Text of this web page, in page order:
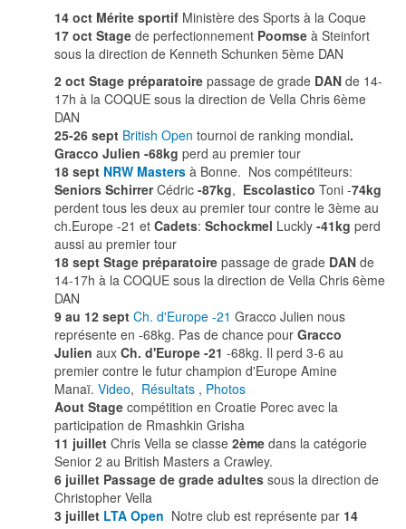
14 oct Mérite sportif Ministère des Sports à la Coque
17 oct Stage de perfectionnement Poomse à Steinfort
sous la direction de Kenneth Schunken 5ème DAN
2 oct Stage préparatoire passage de grade DAN de 14-
17h à la COQUE sous la direction de Vella Chris 6ème
DAN
25-26 sept British Open tournoi de ranking mondial.
Gracco Julien -68kg perd au premier tour
18 sept NRW Masters à Bonne. Nos compétiteurs:
Seniors SchirrerCédric -87kg, Escolastico Toni -74kg
perdent tous les deux au premier tour contre le 3ème au
ch.Europe -21 et Cadets: Schockmel Luckly -41kg perd
aussi au premier tour
18 sept Stage préparatoire passage de grade DAN de
14-17h à la COQUE sous la direction de Vella Chris 6ème
DAN
9 au 12 sept Ch. d'Europe -21 Gracco Julien nous
représente en -68kg. Pas de chance pour Gracco
Julien aux Ch. d'Europe -21 -68kg. Il perd 3-6 au
premier contre le futur champion d'Europe Amine
Manaï. Video, Résultats , Photos
Aout Stage compétition en Croatie Porec avec la
participation de Rmashkin Grisha
11 juillet Chris Vella se classe 2ème dans la catégorie
Senior 2 au British Masters a Crawley.
6 juillet Passage de grade adultes sous la direction de
Christopher Vella
3 juillet LTA Open Notre club est représente par 14